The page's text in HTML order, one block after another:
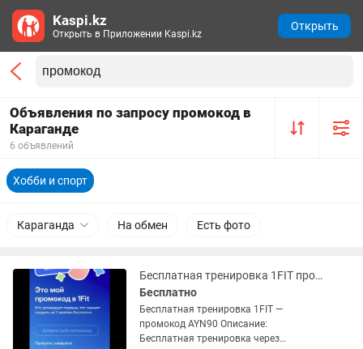
Объявления по запросу промокод в
Караганде
6 объявлений
Хобби и спорт
Караганда На обмен Есть фото
Бесплатная тренировка 1FIT промокод AYN90 Описание Бесплатная тренировка
Бесплатно
Бесплатная тренировка 1FIT —
промокод AYN90 Описание:
Бесплатная тренировка через
Kaspi.kz
Открыть в Приложении Kaspi.kz
Открыть